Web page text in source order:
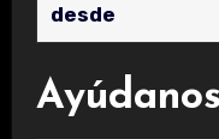
desde